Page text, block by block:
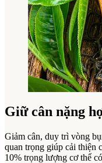
Giữ cân nặng
Giảm cân, duy trì vòng
quan trọng giúp cải thiện
10% trọng lượng cơ thể